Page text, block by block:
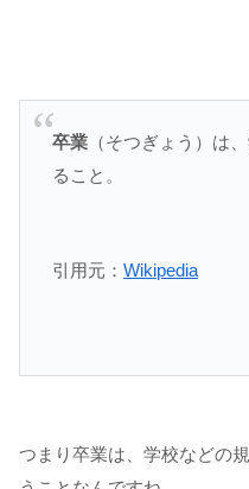
卒業 （そつぎょう）は
ること。
引用元： Wikipedia
つまり卒業は、学校などの